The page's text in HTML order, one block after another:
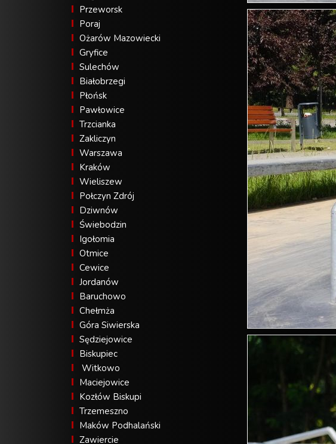
Przeworsk
Poraj
Ożarów Mazowiecki
Gryfice
Sulechów
Białobrzegi
Płońsk
Pawłowice
Trzcianka
Zakliczyn
Warszawa
Kraków
Wieliszew
Połczyn Zdrój
Dziwnów
Świebodzin
Igołomia
Otmice
Cewice
Jordanów
Baruchowo
Chełmża
Góra Siwierska
Sędziejowice
Biskupiec
Witkowo
Maciejowice
Kozłów Biskupi
Trzemeszno
Maków Podhalański
Zawiercie